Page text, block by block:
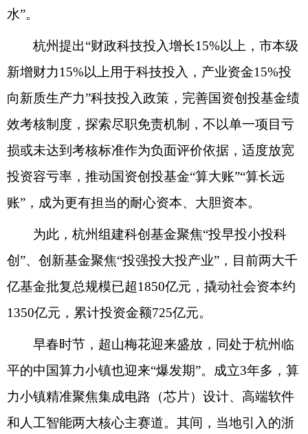
水”。
杭州提出“财政科技投入增长15%以上，市本级
新增财力15%以上用于科技投入，产业资金15%投
向新质生产力”科技投入政策，完善国资创投基金绩
效考核制度，探索尽职免责机制，不以单一项目亏
损或未达到考核标准作为负面评价依据，适度放宽
投资容亏率，推动国资创投基金“算大账”“算长远
账”，成为更有担当的耐心资本、大胆资本。
为此，杭州组建科创基金聚焦“投早投小投科
创”、创新基金聚焦“投强投大投产业”，目前两大千
亿基金批复总规模已超1850亿元，撬动社会资本约
1350亿元，累计投资金额725亿元。
早春时节，超山梅花迎来盛放，同处于杭州临
平的中国算力小镇也迎来“爆发期”。成立3年多，算
力小镇精准聚焦集成电路（芯片）设计、高端软件
和人工智能两大核心主赛道。其间，当地引入的浙